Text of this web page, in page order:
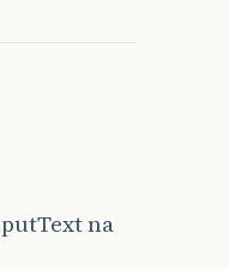
na